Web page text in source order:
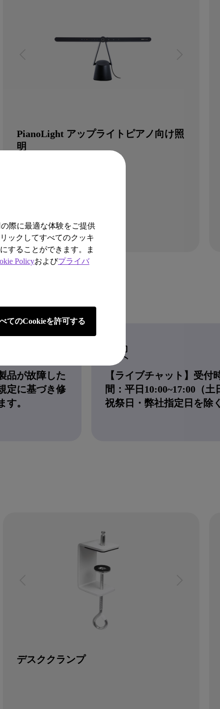
際に最適な体験をご提供
ックしてすべてのクッキ
することができます。ま
Policyおよびプライバ
てのCookieを許可する
PianoLight アップライトピアノ向け照
明
購入する 詳しくはこちら
品が故障した
定に基づき修
す。
【ライブチャット】受付
間：平日10:00~17:00（土
祝祭日・弊社指定日を除
デスククランプ